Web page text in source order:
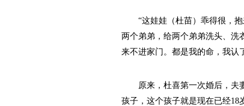
“这娃娃（杜苗）乖得很，抱
两个弟弟，给两个弟弟洗头、洗
来不进家门。都是我的命，我认
原来，杜喜第一次婚后，夫妻
孩子，这个孩子就是现在已经18